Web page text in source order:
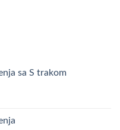
sa S trakom